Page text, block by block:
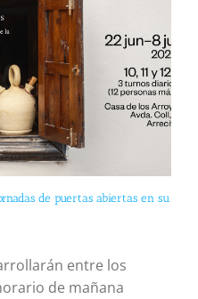
de puertas abiertas en su
entre los
de mañana